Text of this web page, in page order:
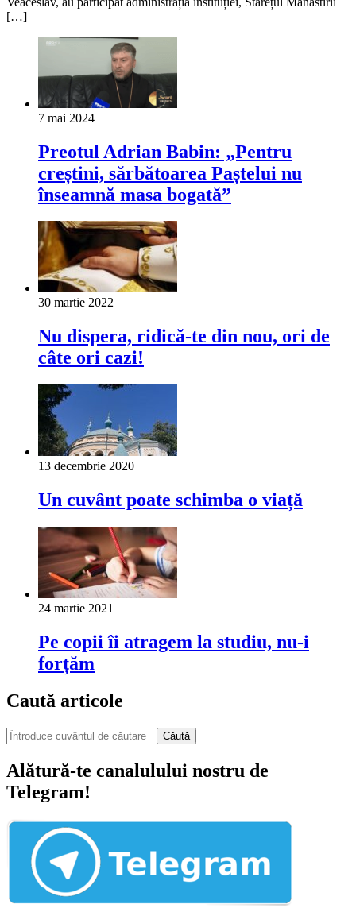
[…]
7 mai 2024
Preotul Adrian Babin: „Pentru
creștini, sărbătoarea Paștelui nu
înseamnă masa bogată”
30 martie 2022
Nu dispera, ridică-te din nou, ori de
câte ori cazi!
13 decembrie 2020
Un cuvânt poate schimba o viață
24 martie 2021
Pe copii îi atragem la studiu, nu-i
forțăm
Caută articole
Căută
Alătură-te canalulului nostru de
Telegram!